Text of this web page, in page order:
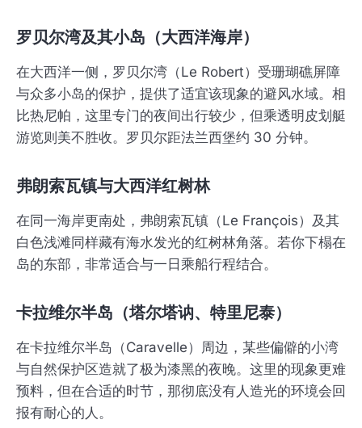
罗贝尔湾及其小岛（大西洋海岸）
在大西洋一侧，罗贝尔湾（Le Robert）受珊瑚礁屏障
与众多小岛的保护，提供了适宜该现象的避风水域。相
比热尼帕，这里专门的夜间出行较少，但乘透明皮划艇
游览则美不胜收。罗贝尔距法兰西堡约 30 分钟。
弗朗索瓦镇与大西洋红树林
在同一海岸更南处，弗朗索瓦镇（Le François）及其
白色浅滩同样藏有海水发光的红树林角落。若你下榻在
岛的东部，非常适合与一日乘船行程结合。
卡拉维尔半岛（塔尔塔讷、特里尼泰）
在卡拉维尔半岛（Caravelle）周边，某些偏僻的小湾
与自然保护区造就了极为漆黑的夜晚。这里的现象更难
预料，但在合适的时节，那彻底没有人造光的环境会回
报有耐心的人。